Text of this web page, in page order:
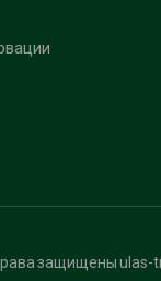
защищены ulas-